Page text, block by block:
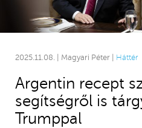
2025.11.08. | Magyari Péter | Háttér
Argentin recept
segítségről is
Trumppal